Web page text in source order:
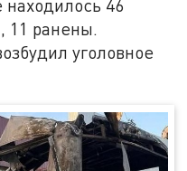
46
11 ранены.
уголовное